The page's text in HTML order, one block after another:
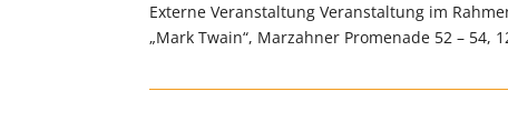
Externe Veranstaltung Veranstaltung im
„Mark Twain“, Marzahner Promenade 52 – 54,